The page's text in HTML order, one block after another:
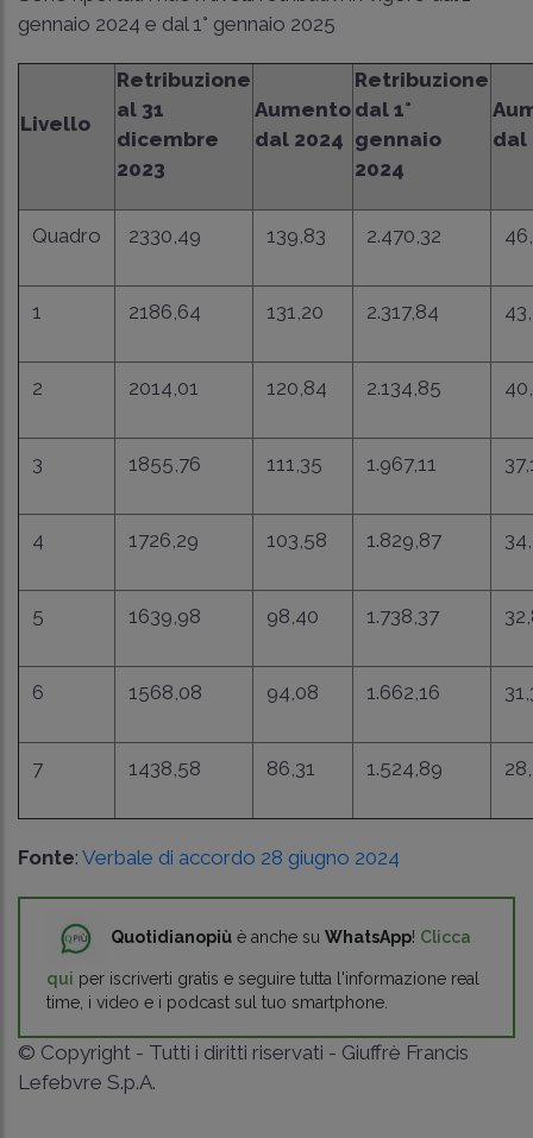
gennaio 2024 e dal 1° gennaio 2025
Livello
Retribuzione
al 31
dicembre
2023
Aumento
dal 2024
Retribuzione
dal 1°
gennaio
2024
dal
Quadro 2330,49 139,83 2.470,32
1 2186,64 131,20 2.317,84
2 2014,01 120,84 2.134,85
3 1855,76 111,35 1.967,11
4 1726,29 103,58 1.829,87
5 1639,98 98,40 1.738,37
6 1568,08 94,08 1.662,16
7 1438,58 86,31 1.524,89
Fonte: Verbale di accordo 28 giugno 2024
Quotidianopiù è anche su WhatsApp! Clicca
qui per iscriverti gratis e seguire tutta l'informazione real
time, i video e i podcast sul tuo smartphone.
© Copyright - Tutti i diritti riservati - Giuffrè Francis
Lefebvre S.p.A.